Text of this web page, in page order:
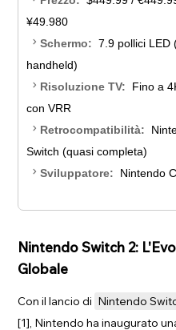
¥49.980
chevron_right Schermo: 7.9 pollici LED
handheld)
chevron_right Risoluzione TV:
Fino a
con VRR
chevron_right Retrocompatibilità:
Switch (quasi completa)
chevron_right Sviluppatore: Nintendo
Nintendo Switch 2:
Globale
Con il lancio di Nintendo
[1], Nintendo ha inaugurato